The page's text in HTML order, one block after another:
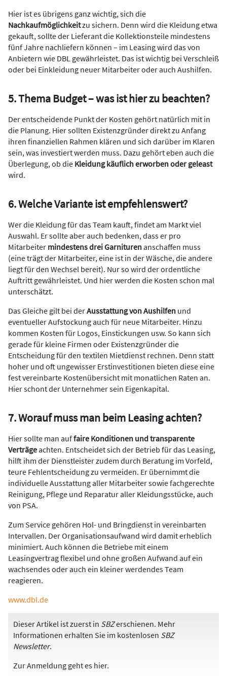
Hier ist es übrigens ganz wichtig, sich die
Nachkaufmöglichkeitzu sichern. Denn wird die Kleidung etwa
gekauft, sollte der Lieferant die Kollektionsteile mindestens
fünf Jahre nachliefern können – im Leasing wird das von
Anbietern wie DBL gewährleistet. Das ist wichtig bei Verschleiß
oder bei Einkleidung neuer Mitarbeiter oder auch Aushilfen.
5. Thema Budget – was ist hier zu beachten?
Der entscheidende Punkt der Kosten gehört natürlich mit in
die Planung. Hier sollten Existenzgründer direkt zu Anfang
ihren finanziellen Rahmen klären und sich darüber im Klaren
sein, was investiert werden muss. Dazu gehört eben auch die
Überlegung, ob die Kleidung käuflich erworben oder geleast
wird.
6. Welche Variante ist empfehlenswert?
Wer die Kleidung für das Team kauft, findet am Markt viel
Auswahl. Er sollte aber auch bedenken, dass er pro
Mitarbeiter mindestens drei Garniturenanschaffen muss
(eine trägt der Mitarbeiter, eine ist in der Wäsche, die andere
liegt für den Wechsel bereit). Nur so wird der ordentliche
Auftritt gewährleistet. Und hier werden die Kosten schon mal
unterschätzt.
Das Gleiche gilt bei derAusstattung von Aushilfen und
eventueller Aufstockung auch für neue Mitarbeiter. Hinzu
kommen Kosten für Logos, Einstickungen usw. So kann sich
gerade für kleine Firmen oder Existenzgründer die
Entscheidung für den textilen Mietdienst rechnen. Denn statt
hoher und oft ungewisser Erstinvestitionen bieten diese eine
fest vereinbarte Kostenübersicht mit monatlichen Raten an.
Hier schont der Unternehmer sein Eigenkapital.
7. Worauf muss man beim Leasing achten?
Hier sollte man auffaire Konditionen und transparente
Verträgeachten. Entscheidet sich der Betrieb für das Leasing,
hilft ihm der Dienstleister zudem durch Beratung im Vorfeld,
teure Fehlentscheidung zu vermeiden. Er übernimmt die
individuelle Ausstattung aller Mitarbeiter sowie fachgerechte
Reinigung, Pflege und Reparatur aller Kleidungsstücke, auch
von PSA.
Zum Service gehören Hol- und Bringdienst in vereinbarten
Intervallen. Der Organisationsaufwand wird damit erheblich
minimiert. Auch können die Betriebe mit einem
Leasingvertrag flexibel und ohne großen Aufwand auf ein
wachsendes oder auch ein kleiner werdendes Team
reagieren.
www.dbl.de
Dieser Artikel ist zuerst in SBZerschienen. Mehr
Informationen erhalten Sie im kostenlosen SBZ
Newsletter.
Zur Anmeldung geht es hier.